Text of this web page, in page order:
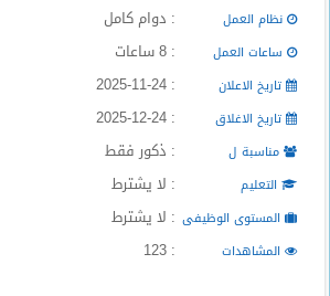
المدونة
نظام العمل : دوام كامل
ساعات العمل : 8 ساعات
تاريخ الاعلان : 2025-11-24
تاريخ الاغلاق : 2025-12-24
مناسبة ل : ذكور فقط
التعليم : لا يشترط
المستوى الوظيفى : لا يشترط
المشاهدات : 123